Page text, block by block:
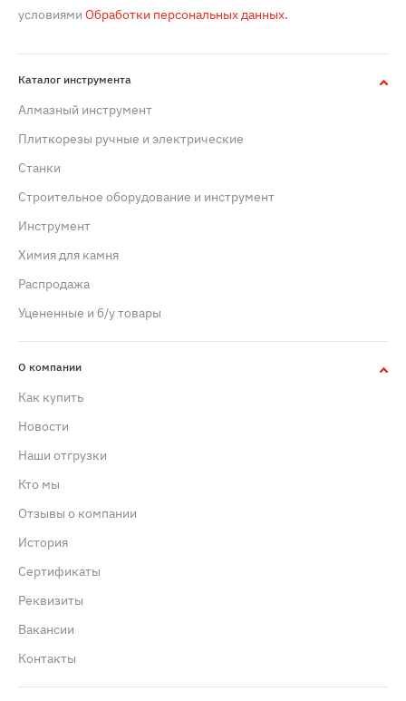
условиями Обработки персональных данных.
Каталог инструмента
Алмазный инструмент
Плиткорезы ручные и электрические
Станки
Строительное оборудование и инструмент
Инструмент
Химия для камня
Распродажа
Уцененные и б/у товары
О компании
Как купить
Новости
Наши отгрузки
Кто мы
Отзывы о компании
История
Сертификаты
Реквизиты
Вакансии
Контакты